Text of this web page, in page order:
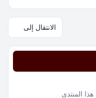
الانتقال إلى
المنتدى